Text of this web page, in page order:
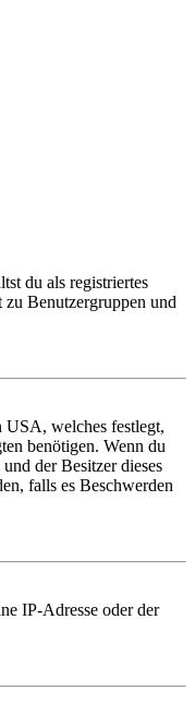
du als registriertes
Benutzergruppen und
USA, welches festlegt,
benötigen. Wenn du
der Besitzer dieses
falls es Beschwerden
IP-Adresse oder der